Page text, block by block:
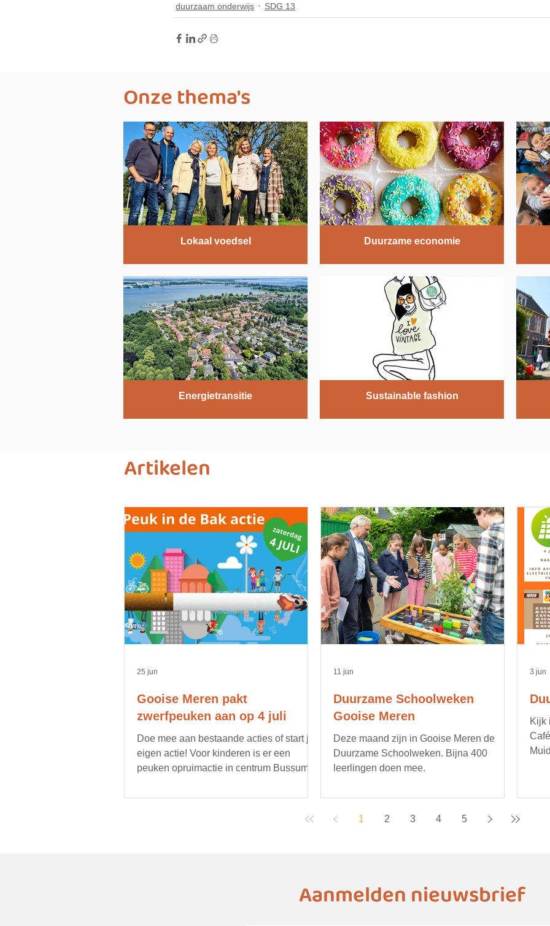
duurzaam onderwijs SDG 13
Onze thema's
Lokaal voedsel Duurzame economie
Energietransitie Sustainable fashion
Artikelen
Gooise Meren pakt
zwerfpeuken aan op 4 juli
Doe mee aan bestaande acties of start je
eigen actie! Voor kinderen is er een
peuken opruimactie in centrum Bussum.
25 jun
Duurzame Schoolweken
Gooise Meren
Deze maand zijn in Gooise Meren de
Duurzame Schoolweken. Bijna 400
leerlingen doen mee.
11 jun
Kijk
3 jun
1 2 3 4 5
Aanmelden nieuwsbrief